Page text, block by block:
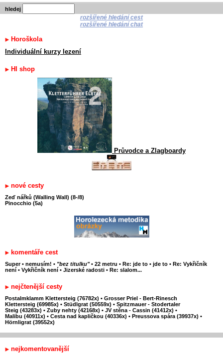
hledej
rozšířené hledání cest
rozšířené hledání chat
Horoškola
Individuální kurzy lezení
HI shop
Průvodce a Zlagboardy
nové cesty
Zeď nářků (Walling Wall) (8-/8)
Pinocchio (5a)
komentáře cest
Super • nemusím! • "bez titulku" • 22 metru • Re: jde to • jde to • Re: Vykřičník
není • Vykřičník není • Jizerské radosti • Re: slalom...
nejčtenější cesty
Postalmklamm Klettersteig (76782x) • Grosser Priel - Bert-Rinesch
Klettersteig (69985x) • Stüdlgrat (50559x) • Spitzmauer - Stodertaler
Steig (43283x) • Zuby nehty (42168x) • JV stěna - Cassin (41412x) •
Malibu (40911x) • Cesta nad kapličkou (40336x) • Preussova spára (39937x) •
Hörnligrat (39552x)
nejkomentovanější